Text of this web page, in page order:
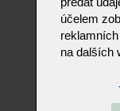
účelem
na dalších